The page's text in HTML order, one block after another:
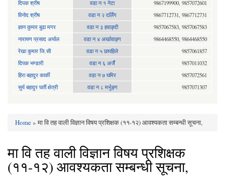
दिपक श्रीष वडा न १ नेटा
9867199900, 9857072601
विनोद श्रीष
वडा न २ दर्लिंग
9867712731, 9867712731
ज्ञान कुमार बुढा मगर
वडा न ३ हवाङ्दी
9857067583, 9857067583
नारायण प्रसाद अर्याल
वडा न‍ ४ अर्खावाङ्ग
9864468550, 9864468550
रेखा कुमार जि.सी
वडा न ५ छापहिले
9857061857
दिपक भण्डारी
वडा न ६ अर्जै
9857011032
हिरा बहादुर कार्की
वडा न ७ घमिर
9857072561
सुर्य बहादुर घर्ती क्षेत्री
वडा न ८ मर्भुङ्ग 9857071307
Home» मा वि तह वाली विज्ञान विषय प्रशिक्षक (११-१२) आवश्यकता सम्बन्धी सूचना,
मा वि तह वाली विज्ञान विषय प्रशिक्षक
(११-१२) आवश्यकता सम्बन्धी सूचना,